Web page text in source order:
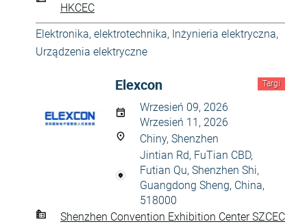
HKCEC
Elektronika, elektrotechnika, Inżynieria elektryczna,
Urządzenia elektryczne
Targi
Elexcon
Wrzesień 09, 2026
Wrzesień 11, 2026
Chiny, Shenzhen
Jintian Rd, FuTian CBD,
Futian Qu, Shenzhen Shi,
Guangdong Sheng, China,
518000
Shenzhen Convention Exhibition Center SZCEC